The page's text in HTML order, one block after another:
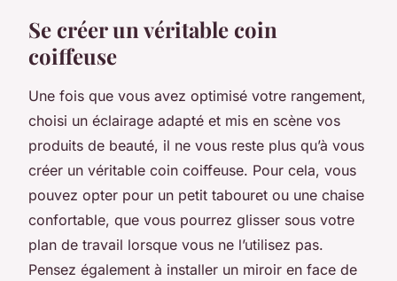
Se créer un véritable coin
coiffeuse
Une fois que vous avez optimisé votre rangement,
choisi un éclairage adapté et mis en scène vos
produits de beauté, il ne vous reste plus qu’à vous
créer un véritable coin coiffeuse. Pour cela, vous
pouvez opter pour un petit tabouret ou une chaise
confortable, que vous pourrez glisser sous votre
plan de travail lorsque vous ne l’utilisez pas.
Pensez également à installer un miroir en face de